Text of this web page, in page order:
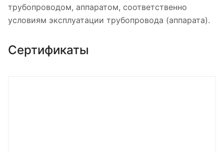
трубопроводом, аппаратом, соответственно
условиям эксплуатации трубопровода (аппарата).
Сертификаты